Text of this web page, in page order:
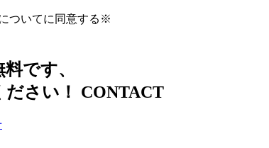
ついてに同意する※
です、
さい！
CONTACT